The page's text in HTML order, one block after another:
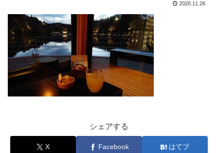
2020.11.26
シェアする
X Facebook はてブ